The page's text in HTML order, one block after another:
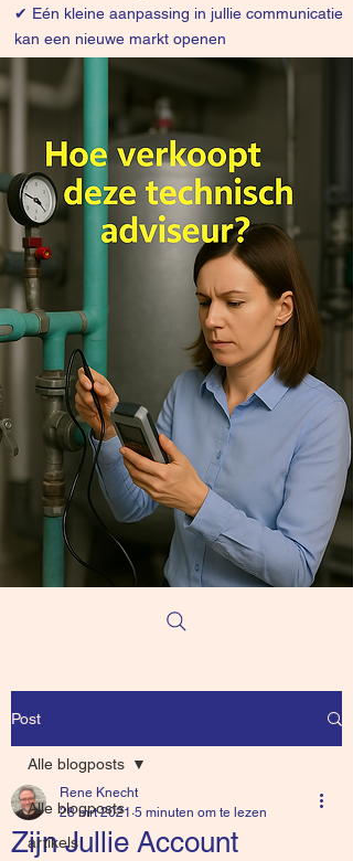
✔ Eén kleine aanpassing in jullie communicatie
kan een nieuwe markt openen
Post
Alle blogposts
artikels
Alle blogposts
Zijn Jullie Account
Rene Knecht
28 mrt 2021 5 minuten om te lezen